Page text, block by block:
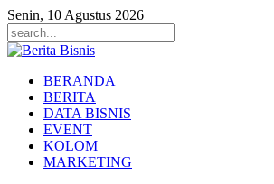
Senin, 10 Agustus 2026
BERANDA
BERITA
DATA BISNIS
EVENT
KOLOM
MARKETING